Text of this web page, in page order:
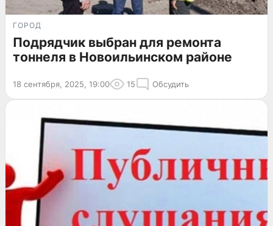
ГОРОД
Подрядчик выбран для ремонта
тоннеля в Новоильинском районе
18 сентября, 2025, 19:00 15 Обсудить